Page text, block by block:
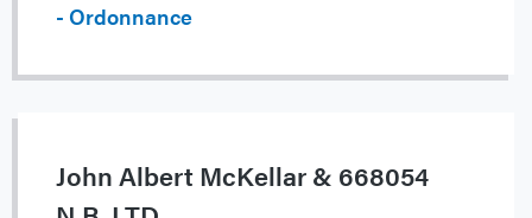
- Ordonnance
John Albert McKellar & 668054